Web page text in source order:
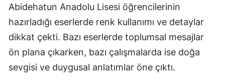
Abidehatun Anadolu Lisesi öğrencilerinin
hazırladığı eserlerde renk kullanımı ve detaylar
dikkat çekti. Bazı eserlerde toplumsal mesajlar
ön plana çıkarken, bazı çalışmalarda ise doğa
sevgisi ve duygusal anlatımlar öne çıktı.